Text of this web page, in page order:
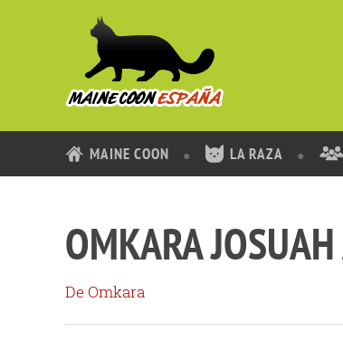
MAINE COON LA RAZA
OMKARA
De Omkara